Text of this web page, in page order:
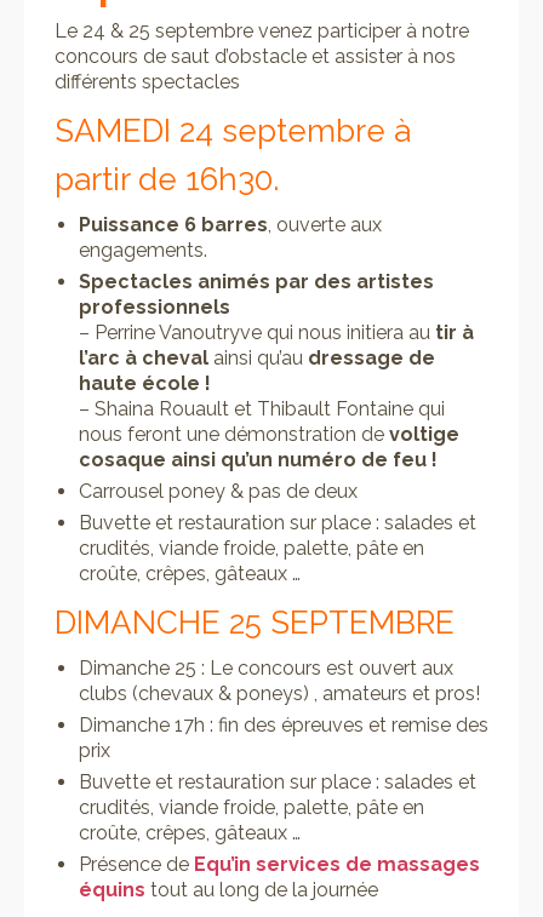
Le 24 & 25 septembre venez participer à notre
concours de saut d’obstacle et assister à nos
différents spectacles
SAMEDI 24 septembre à
partir de 16h30.
Puissance 6 barres, ouverte aux
engagements.
Spectacles animés par des artistes
professionnels
– Perrine Vanoutryve qui nous initiera au tir à
l’arc à cheval ainsi qu’au dressage de
haute école !
– Shaina Rouault et Thibault Fontaine qui
nous feront une démonstration de voltige
cosaque ainsi qu’un numéro de feu !
Carrousel poney & pas de deux
Buvette et restauration sur place : salades et
crudités, viande froide, palette, pâte en
croûte, crêpes, gâteaux …
DIMANCHE 25 SEPTEMBRE
Dimanche 25 : Le concours est ouvert aux
clubs (chevaux & poneys) , amateurs et pros!
Dimanche 17h : fin des épreuves et remise des
prix
Buvette et restauration sur place : salades et
crudités, viande froide, palette, pâte en
croûte, crêpes, gâteaux …
Présence de Equ’in services de massages
équins tout au long de la journée